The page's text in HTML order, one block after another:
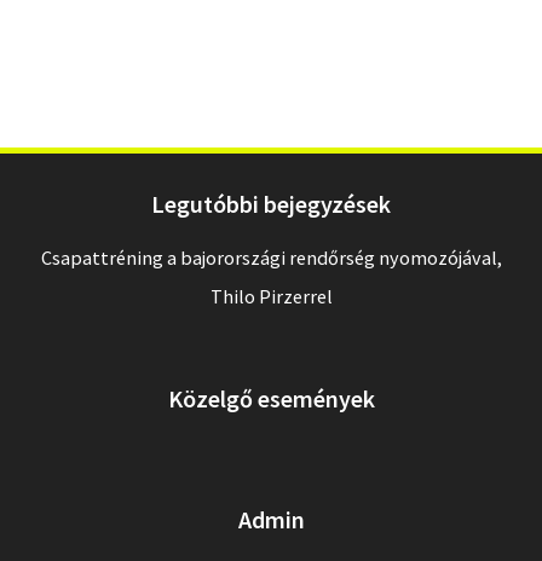
Legutóbbi bejegyzések
Csapattréning a bajorországi rendőrség nyomozójával,
Thilo Pirzerrel
Közelgő események
Admin